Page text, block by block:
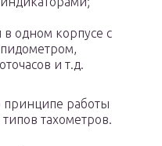
одном корпусе с
и т.д.
принципе работы
тахометров.